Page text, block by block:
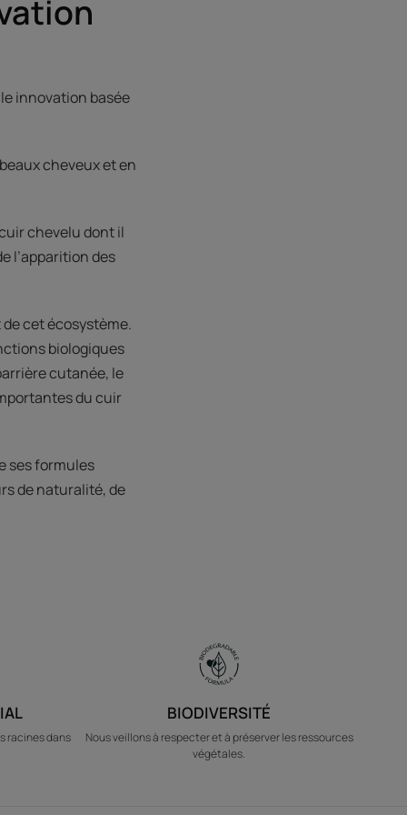
innovation basée
cheveux et en
chevelu dont il
l’apparition des
cet écosystème.
biologiques
cutanée, le
du cuir
ses formules
de naturalité, de
racines dans
BIODIVERSITÉ
Nous veillons à respecter et à préserver les ressources
végétales.